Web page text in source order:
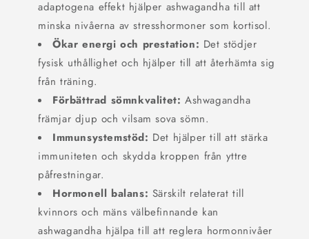
adaptogena effekt hjälper ashwagandha till att
minska nivåerna av stresshormoner som kortisol.
Ökar energi och prestation: Det stödjer
fysisk uthållighet och hjälper till att återhämta sig
från träning.
Förbättrad sömnkvalitet: Ashwagandha
främjar djup och vilsam sova sömn.
Immunsystemstöd: Det hjälper till att stärka
immuniteten och skydda kroppen från yttre
påfrestningar.
Hormonell balans: Särskilt relaterat till
kvinnors och mäns välbefinnande kan
ashwagandha hjälpa till att reglera hormonnivåer